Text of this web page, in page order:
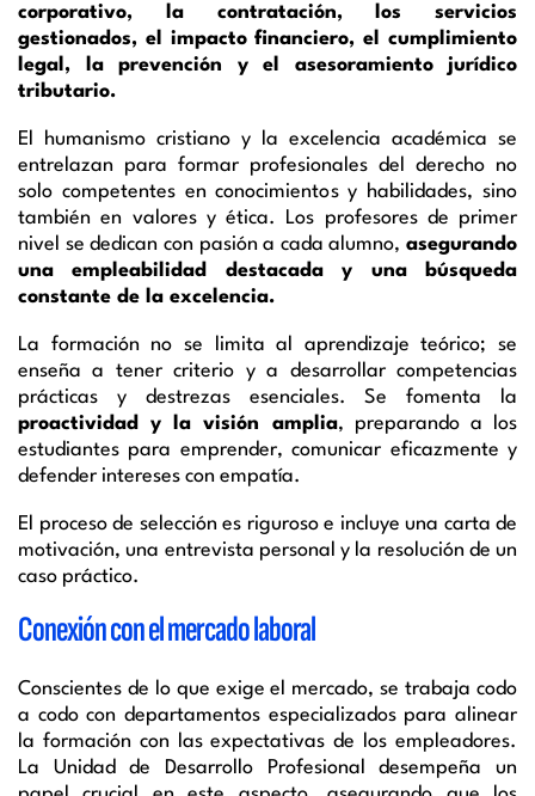
corporativo, la contratación, los servicios
gestionados, el impacto financiero, el cumplimiento
legal, la prevención y el asesoramiento jurídico
tributario.
El humanismo cristiano y la excelencia académica se
entrelazan para formar profesionales del derecho no
solo competentes en conocimientos y habilidades, sino
también en valores y ética. Los profesores de primer
nivel se dedican con pasión a cada alumno, asegurando
una empleabilidad destacada y una búsqueda
constante de la excelencia.
La formación no se limita al aprendizaje teórico; se
enseña a tener criterio y a desarrollar competencias
prácticas y destrezas esenciales. Se fomenta la
proactividad y la visión amplia, preparando a los
estudiantes para emprender, comunicar eficazmente y
defender intereses con empatía.
El proceso de selección es riguroso e incluye una carta de
motivación, una entrevista personal y la resolución de un
caso práctico.
Conexión con el mercado laboral
Conscientes de lo que exige el mercado, se trabaja codo
a codo con departamentos especializados para alinear
la formación con las expectativas de los empleadores.
La Unidad de Desarrollo Profesional desempeña un